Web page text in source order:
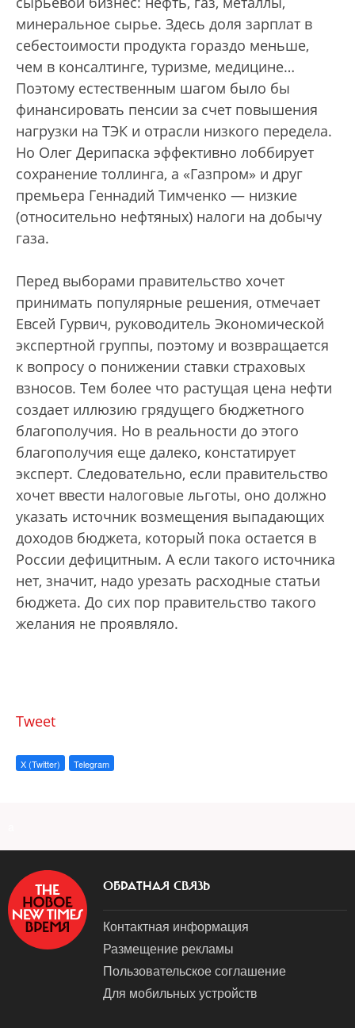
минеральное сырье. Здесь доля зарплат в
себестоимости продукта гораздо меньше,
чем в консалтинге, туризме, медицине…
Поэтому естественным шагом было бы
финансировать пенсии за счет повышения
нагрузки на ТЭК и отрасли низкого передела.
Но Олег Дерипаска эффективно лоббирует
сохранение толлинга, а «Газпром» и друг
премьера Геннадий Тимченко — низкие
(относительно нефтяных) налоги на добычу
газа.
Перед выборами правительство хочет
принимать популярные решения, отмечает
Евсей Гурвич, руководитель Экономической
экспертной группы, поэтому и возвращается
к вопросу о понижении ставки страховых
взносов. Тем более что растущая цена нефти
создает иллюзию грядущего бюджетного
благополучия. Но в реальности до этого
благополучия еще далеко, констатирует
эксперт. Следовательно, если правительство
хочет ввести налоговые льготы, оно должно
указать источник возмещения выпадающих
доходов бюджета, который пока остается в
России дефицитным. А если такого источника
нет, значит, надо урезать расходные статьи
бюджета. До сих пор правительство такого
желания не проявляло.
Tweet
X (Twitter) Telegram
ОБРАТНАЯ СВЯЗЬ
Контактная информация
Размещение рекламы
Пользовательское соглашение
Для мобильных устройств